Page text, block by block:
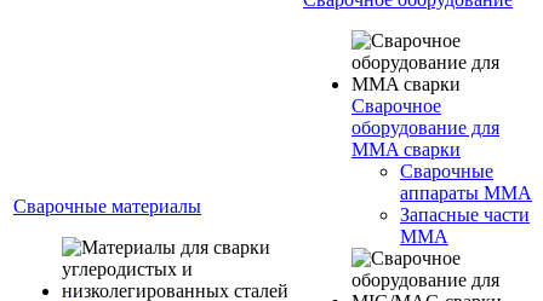
Сварочные материалы
Сварочное
оборудование для
MMA сварки
Сварочные
аппараты MMA
Запасные части
MMA